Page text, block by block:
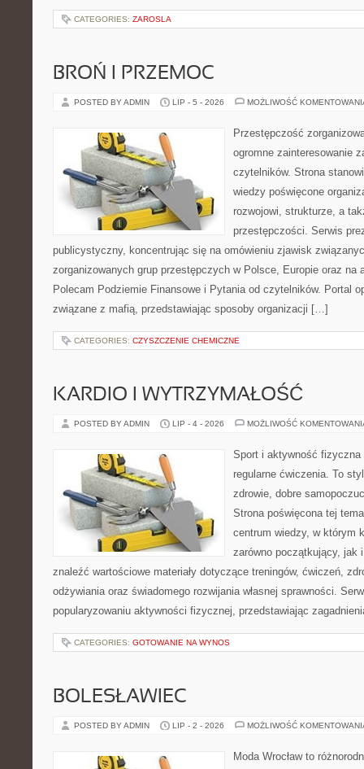
CATEGORIES: ZAROSLA
BROŃ I PRZEMOC
POSTED BY ADMIN LIP - 5 - 2026 MOŻLIWOŚĆ
Przestępczość
ogromne zainteresowanie
czytelników. Strona
wiedzy poświęcone
rozwojowi, strukturze, a
przestępczości. Serwis
publicystyczny, koncentrując się na omówieniu zjawisk
zorganizowanych grup przestępczych w Polsce, Europie oraz na
Polecam Podziemie Finansowe i Pytania od czytelników. Portal
związane z mafią, przedstawiając sposoby organizacji […]
CATEGORIES: CZYSZCZENIE CHEMICZNE
KARDIO I WYTRZYMAŁOŚĆ
POSTED BY ADMIN LIP - 4 - 2026 MOŻLIWOŚĆ
Sport i aktywność
regularne ćwiczenia. To
zdrowie, dobre
Strona poświęcona tej
centrum wiedzy, w którym
zarówno początkujący, jak
znaleźć wartościowe materiały dotyczące treningów, ćwiczeń,
odżywiania oraz świadomego rozwijania własnej sprawności.
popularyzowaniu aktywności fizycznej, przedstawiając
CATEGORIES: GOTOWANIE NA WYNOS
BOLESŁAWIEC
POSTED BY ADMIN LIP - 2 - 2026 MOŻLIWOŚĆ
Moda Wrocław to